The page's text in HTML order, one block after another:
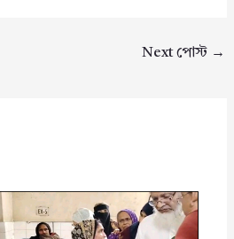
Next পোস্ট →